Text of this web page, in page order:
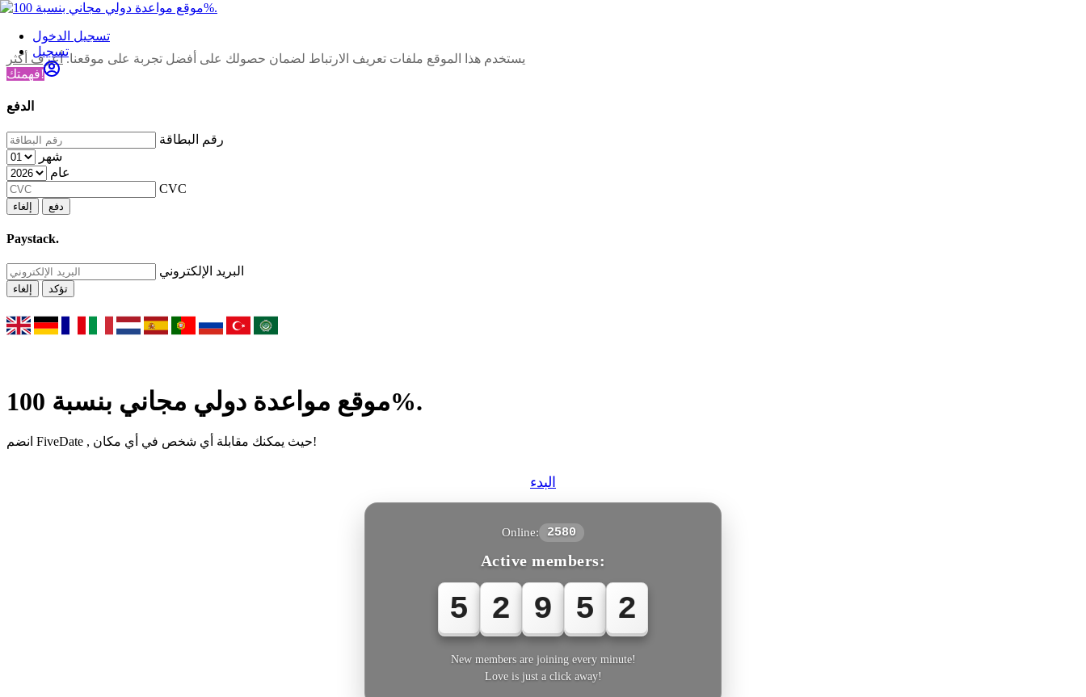
يستخدم هذا الموقع ملفات تعريف الارتباط لضمان حصولك على أفضل تجربة على موقعنا.أعرف أكثر
فهمتك!
الدفع
رقم البطاقة
شهر
عام
CVC
إلغاء دفع
Paystack.
البريد الإلكتروني
إلغاء تؤكد
تسجيل الدخول
تسجيل
موقع مواعدة دولي مجاني بنسبة 100%.
انضم FiveDate , حيث يمكنك مقابلة أي شخص في أي مكان!
البدء
Online: 2580
Active members:
5 2 9 5 2
New members are joining every minute!
Love is just a click away!